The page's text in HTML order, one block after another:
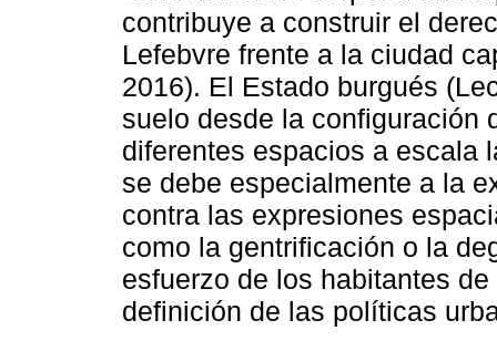
contribuye a construir el
Lefebvre frente a la ciudad
2016). El Estado burgués
suelo desde la configuración
diferentes espacios a escala
se debe especialmente a la
contra las expresiones
como la gentrificación o la
esfuerzo de los habitantes
definición de las políticas